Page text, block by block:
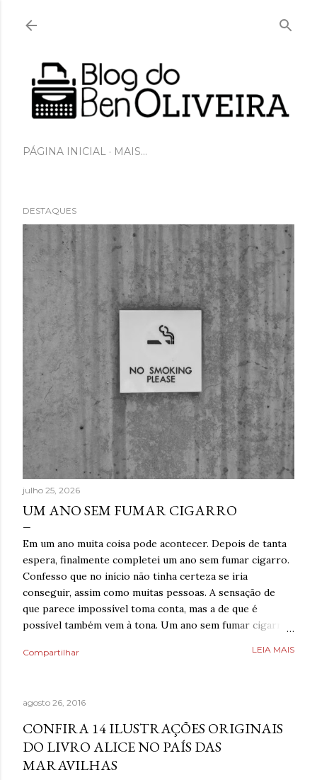
PÁGINA INICIAL MAIS…
DESTAQUES
julho 25, 2026
UM ANO SEM FUMAR CIGARRO
Em um ano muita coisa pode acontecer. Depois de tanta
espera, finalmente completei um ano sem fumar cigarro.
Confesso que no início não tinha certeza se iria
conseguir, assim como muitas pessoas. A sensação de
que parece impossível toma conta, mas a de que é
possível também vem à tona. Um ano sem fumar cigarro.
estava mais interessado no quanto havia ganhado de
ansiedade. Estaria mentindo se dissesse que estava
completamente livre do risco de recaída, ninguém estava,
mas estava feliz pelo dia finalmente ter chegado. Então,
respirava com mais tranquilidade e mesmo nos dias de
ansiedade, aprendera que o cigarro não era a resposta.
Compartilhar LEIA MAIS
agosto 26, 2016
CONFIRA 14 ILUSTRAÇÕES ORIGINAIS
DO LIVRO ALICE NO PAÍS DAS
MARAVILHAS